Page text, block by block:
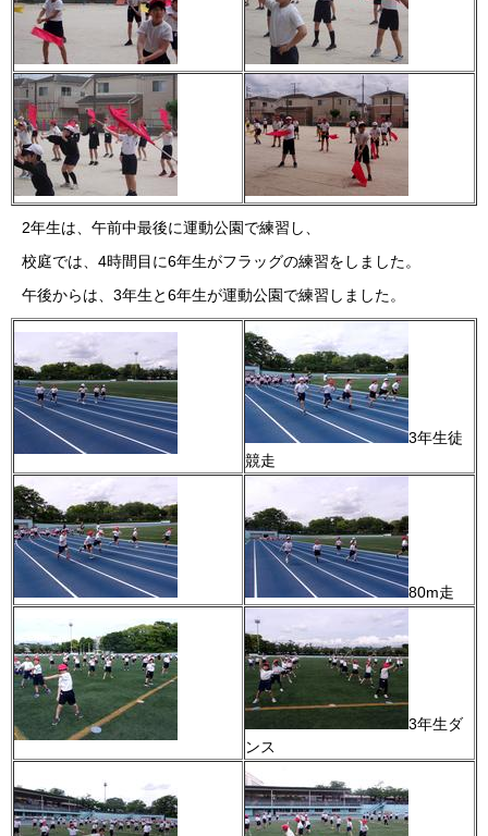
2年生は、午前中最後に運動公園で練習し、
校庭では、4時間目に6年生がフラッグの練習をしました。
午後からは、3年生と6年生が運動公園で練習しました。
3年生徒
競走
80m走
3年生ダ
ンス